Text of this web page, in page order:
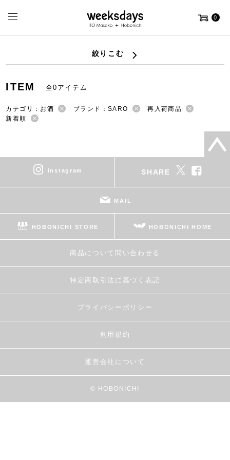
0
絞りこむ
ITEM 全0アイテム
カテゴリ：お酒 ブランド：SARO
再入荷商品
新着順
instagram SHARE
MAIL
HOBONICHI STORE HOBONICHI HOME
商品について問い合わせる
特定商取引法に基づく表記
プライバシーポリシー
利用規約
運営会社について
© HOBONICHI